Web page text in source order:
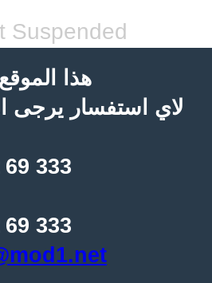
Suspended
هذا
لاي استفسار يرجى
333
333